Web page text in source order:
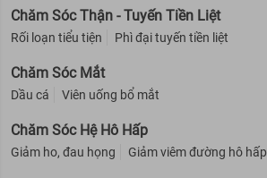
Chăm Sóc Thận - Tuyến Tiền Liệt
Rối loạn tiểu tiện Phì đại tuyến tiền liệt
Chăm Sóc Mắt
Dầu cá Viên uống bổ mắt
Chăm Sóc Hệ Hô Hấp
Giảm ho, đau họng Giảm viêm đường hô hấp